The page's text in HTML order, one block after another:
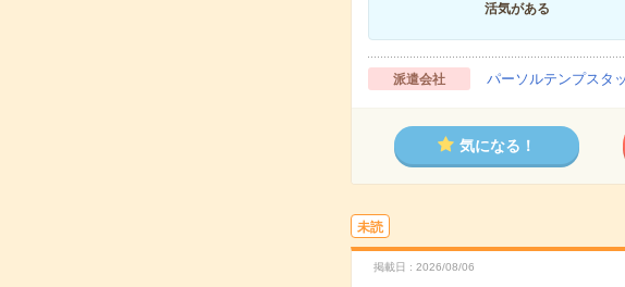
活気がある
派遣会社 パーソルテンプスタ
気になる！
未読
掲載日 2026/08/06